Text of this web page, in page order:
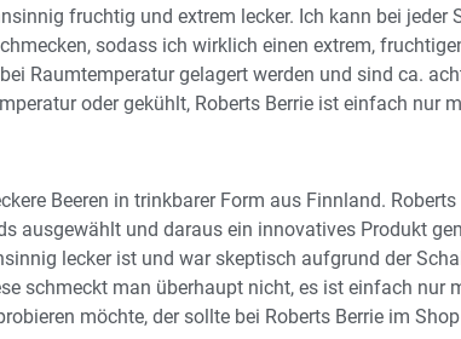
fruchtig und extrem lecker. Ich kann bei jeder
sodass ich wirklich einen extrem,
Raumtemperatur gelagert werden und sind ca.
oder gekühlt, Roberts Berrie ist einfach nur
Beeren in trinkbarer Form aus Finnland.
ausgewählt und daraus ein innovatives Produkt
lecker ist und war skeptisch aufgrund der
schmeckt man überhaupt nicht, es ist einfach nur
möchte, der sollte bei Roberts Berrie im